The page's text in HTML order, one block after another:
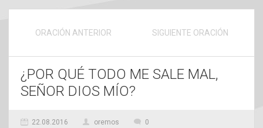
ORACIÓN ANTERIOR SIGUIENTE ORACIÓN
¿POR QUÉ TODO ME SALE MAL,
SEÑOR DIOS MÍO?
22.08.2016 oremos 0